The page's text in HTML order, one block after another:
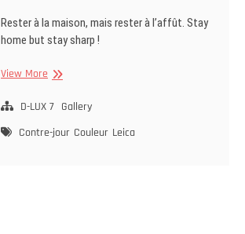
Rester à la maison, mais rester à l’affût. Stay
home but stay sharp !
View More #leicaathome
D-LUX 7 Gallery
Contre-jour Couleur Leica